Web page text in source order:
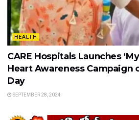
HEALTH
CARE Hospitals Launches
Heart Awareness Campaign
Day
SEPTEMBER 28, 2024